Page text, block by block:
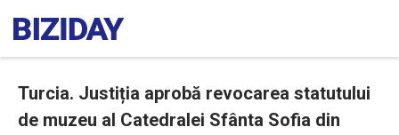
Turcia. Justiția aprobă revocarea statutului
de muzeu al Catedralei Sfânta Sofia din